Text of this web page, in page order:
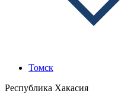
Томск
Республика Хакасия